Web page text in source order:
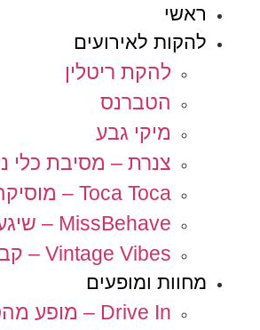
ראשי
להקות לאירועים
להקת ריטלין
הטברנס
מיקי גבע
צנרת – מסיבת כלי
Toca Toca – מוסיקה קובנית
MissBehave – שיגעון מוטאון
Vintage Vibes – קבלת פנים רטרו
מחוות ומופעים
Drive In – מופע מהסרטים